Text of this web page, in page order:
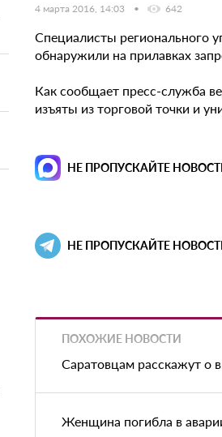
4 марта 2016, 14:03 642
Специалисты регионального
обнаружили на прилавках
Как сообщает пресс-служба
изъяты из торговой точки и
НЕ ПРОПУСКАЙТЕ
НЕ ПРОПУСКАЙТЕ
ПОХОЖИЕ НОВОСТИ
Саратовцам расскажут о
Женщина погибла в